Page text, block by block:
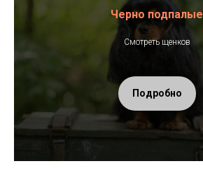
Черно подпалые
Смотреть щенков
Подробно